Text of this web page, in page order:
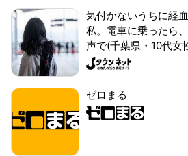
気付かないうちに経
私。電車に乗ったら
声で(千葉県・10代女
ゼロまる